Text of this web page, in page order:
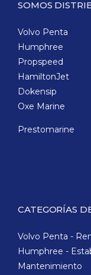
SOMOS
Volvo Penta
Humphree
Propspeed
HamiltonJet
Dokensip
Oxe Marine
Prestomarine
CATEGORÍAS
Volvo Penta -
Humphree -
Mantenimiento